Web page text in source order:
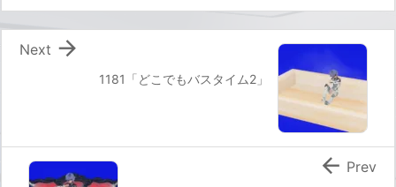
1181「どこでもバスタイム2」

Next
 Prev